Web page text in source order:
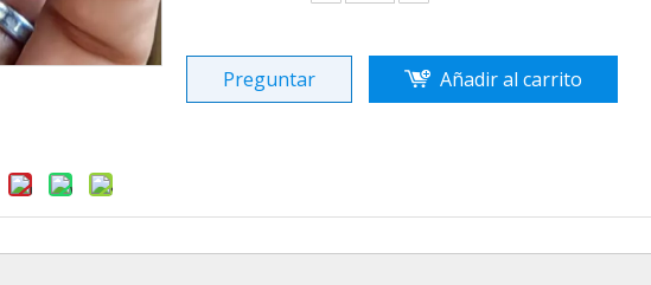
Preguntar Añadir al carrito